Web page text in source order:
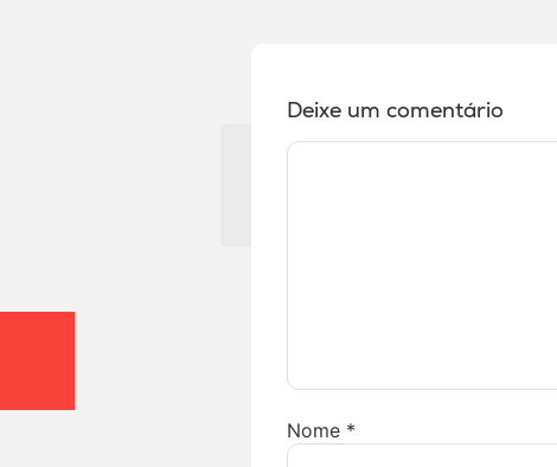
Deixe um comentário
Nome *